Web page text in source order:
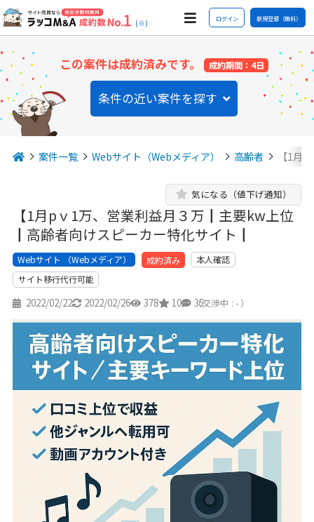
(※) ログイン 新規登録（無料）
この案件は成約済みです。 成約期間：4日
条件の近い案件を探す
案件一覧 Webサイト（Webメディア） 高齢者 【1月
【1月pｖ1万、営業利益月３万┃主要kw上位
┃高齢者向けスピーカー特化サイト┃
気になる（値下げ通知）
Webサイト （Webメディア） 成約済み
本人確認
サイト移行代行可能
2022/02/22 2022/02/26 378 10 35
（交渉中 : - ）